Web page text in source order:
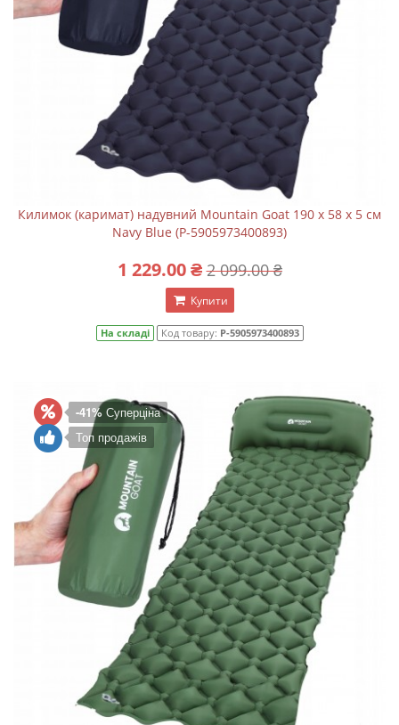
Килимок (каримат) надувний Mountain Goat 190 x 58 x 5 см
Navy Blue (P-5905973400893)
1 229.00 ₴ 2 099.00 ₴
Купити
На складі Код товару: P-5905973400893
-41% Суперціна
Топ продажів